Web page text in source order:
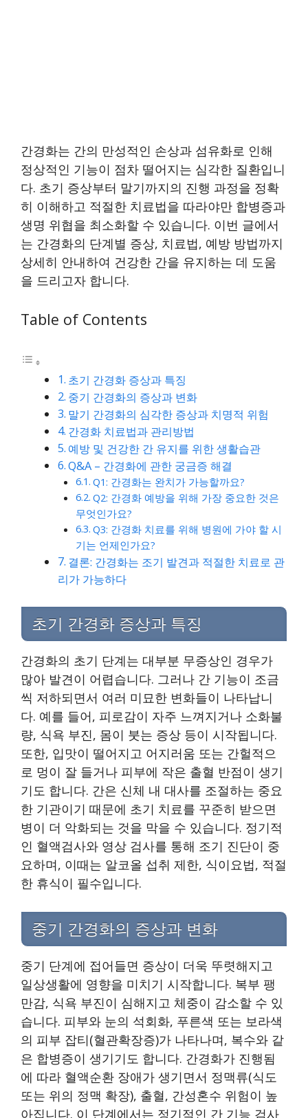
간경화는 간의 만성적인 손상과 섬유화로 인해
정상적인 기능이 점차 떨어지는 심각한 질환입니
다. 초기 증상부터 말기까지의 진행 과정을 정확
히 이해하고 적절한 치료법을 따라야만 합병증과
생명 위협을 최소화할 수 있습니다. 이번 글에서
는 간경화의 단계별 증상, 치료법, 예방 방법까지
상세히 안내하여 건강한 간을 유지하는 데 도움
을 드리고자 합니다.
Table of Contents
초기 간경화 증상과 특징
중기 간경화의 증상과 변화
말기 간경화의 심각한 증상과 치명적 위험
간경화 치료법과 관리방법
예방 및 건강한 간 유지를 위한 생활습관
Q&A – 간경화에 관한 궁금증 해결
Q1: 간경화는 완치가 가능할까요?
Q2: 간경화 예방을 위해 가장 중요한 것은
무엇인가요?
Q3: 간경화 치료를 위해 병원에 가야 할 시
기는 언제인가요?
결론: 간경화는 조기 발견과 적절한 치료로 관
리가 가능하다
초기 간경화 증상과 특징
간경화의 초기 단계는 대부분 무증상인 경우가
많아 발견이 어렵습니다. 그러나 간 기능이 조금
씩 저하되면서 여러 미묘한 변화들이 나타납니
다. 예를 들어, 피로감이 자주 느껴지거나 소화불
량, 식욕 부진, 몸이 붓는 증상 등이 시작됩니다.
또한, 입맛이 떨어지고 어지러움 또는 간헐적으
로 멍이 잘 들거나 피부에 작은 출혈 반점이 생기
기도 합니다. 간은 신체 내 대사를 조절하는 중요
한 기관이기 때문에 초기 치료를 꾸준히 받으면
병이 더 악화되는 것을 막을 수 있습니다. 정기적
인 혈액검사와 영상 검사를 통해 조기 진단이 중
요하며, 이때는 알코올 섭취 제한, 식이요법, 적절
한 휴식이 필수입니다.
중기 간경화의 증상과 변화
중기 단계에 접어들면 증상이 더욱 뚜렷해지고
일상생활에 영향을 미치기 시작합니다. 복부 팽
만감, 식욕 부진이 심해지고 체중이 감소할 수 있
습니다. 피부와 눈의 석회화, 푸른색 또는 보라색
의 피부 잡티(혈관확장증)가 나타나며, 복수와 같
은 합병증이 생기기도 합니다. 간경화가 진행됨
에 따라 혈액순환 장애가 생기면서 정맥류(식도
또는 위의 정맥 확장), 출혈, 간성혼수 위험이 높
아집니다. 이 단계에서는 정기적인 간 기능 검사